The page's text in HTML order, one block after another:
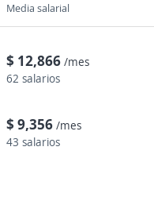
Media salarial
$ 12,866 /mes
62 salarios
$ 9,356 /mes
43 salarios